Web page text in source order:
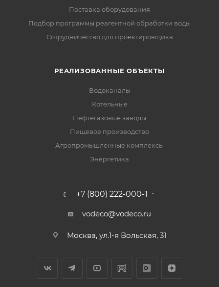
Поставка оборудования
Подбор программы реагентной обработки воды
Сотрудничество для проектировщика
РЕАЛИЗОВАННЫЕ ОБЪЕКТЫ
Водоканалы
Котельные
Нефтегазовые заводы
Пищевое производство
Агропромышленные комплексы
Энергетика
+7 (800) 222-000-1
vodeco@vodeco.ru
Москва, ул.1-я Вольская, 31